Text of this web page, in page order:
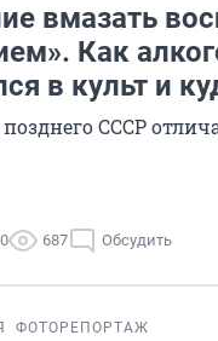
вмазать
Как
в культ и
СССР
687 Обсудить
ФОТОРЕПОРТАЖ